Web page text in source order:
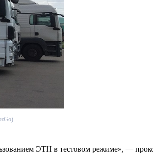
ЭТН в тестовом режиме», —